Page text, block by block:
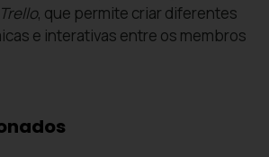
Trello, que permite criar diferentes
e interativas entre os membros